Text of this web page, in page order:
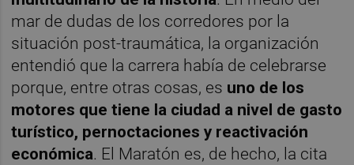
mar de dudas de los corredores por la
situación post-traumática, la organización
entendió que la carrera había de celebrarse
porque, entre otras cosas, es uno de los
motores que tiene la ciudad a nivel de gasto
turístico, pernoctaciones y reactivación
económica. El Maratón es, de hecho, la cita